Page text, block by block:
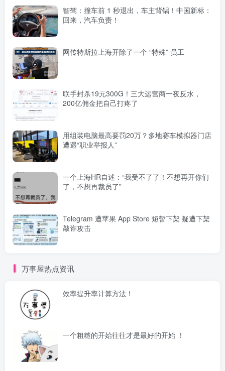
智驾：撞车前 1 秒退出，车主背锅！中国新标：
回来，汽车负责！
网传特斯拉上海开除了一个 “特殊” 员工
联手封杀19元300G！三大运营商一夜反水，
200亿佣金把自己打疼了
用组装电脑最高要罚20万？多地赛车模拟器门店
遭遇“职业举报人”
一个上海HR自述：“我受不了了！不想再开你们
了，不想再裁员了”
Telegram 遭苹果 App Store 短暂下架 疑遭下架
敲诈攻击
万事屋热点资讯
效率提升率计算方法！
一个粗糙的开始往往才是最好的开始 ！